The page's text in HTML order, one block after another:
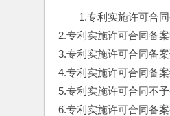
1.专利实施许可合
2.专利实施许可合同备
3.专利实施许可合同备
4.专利实施许可合同备
5.专利实施许可合同不
6.专利实施许可合同备